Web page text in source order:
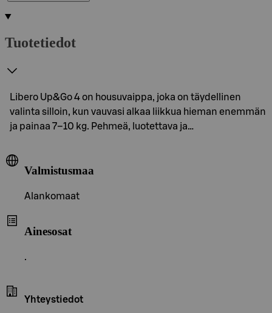
Tuotetiedot
Libero Up&Go 4 on housuvaippa, joka on täydellinen
valinta silloin, kun vauvasi alkaa liikkua hieman enemmän
ja painaa 7–10 kg. Pehmeä, luotettava ja…
Valmistusmaa
Alankomaat
Ainesosat
.
Yhteystiedot